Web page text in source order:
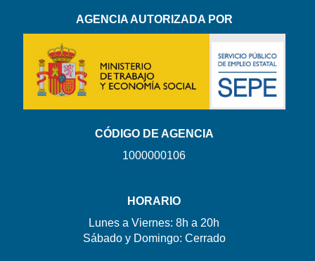
AGENCIA AUTORIZADA POR
CÓDIGO DE AGENCIA
1000000106
HORARIO
Lunes a Viernes: 8h a 20h
Sábado y Domingo: Cerrado